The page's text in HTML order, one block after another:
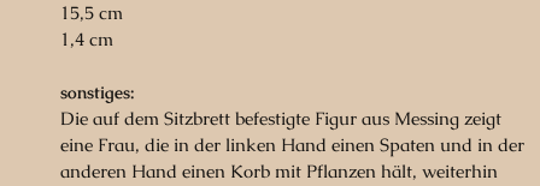
15,5 cm
1,4 cm
sonstiges:
Die auf dem Sitzbrett befestigte Figur aus Messing zeigt
eine Frau, die in der linken Hand einen Spaten und in der
anderen Hand einen Korb mit Pflanzen hält, weiterhin